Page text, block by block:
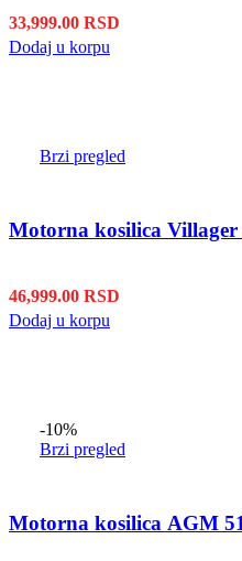
33,999.00 RSD
Dodaj u korpu
Brzi pregled
Motorna kosilica Villager
46,999.00 RSD
Dodaj u korpu
-10%
Brzi pregled
Motorna kosilica AGM